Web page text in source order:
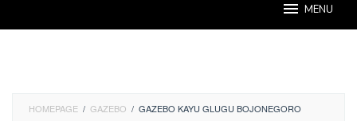
MENU
HOMEPAGE / GAZEBO / GAZEBO KAYU GLUGU BOJONEGORO